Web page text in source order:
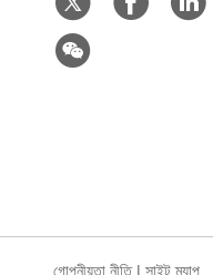
গোপনীয়তা নীতি| সাইট ম্যাপ